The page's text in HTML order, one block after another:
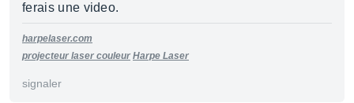
ferais une video.
harpelaser.com
projecteur laser couleur Harpe Laser
signaler